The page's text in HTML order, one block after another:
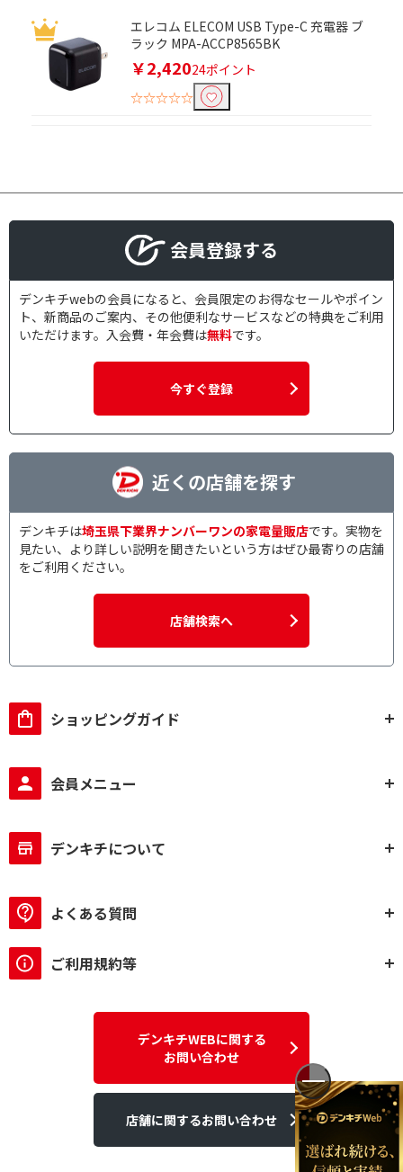
エレコム ELECOM USB Type-C 充電器 ブ
ラック MPA-ACCP8565BK
￥2,42024ポイント
☆☆☆☆☆
会員登録する
デンキチwebの会員になると、会員限定のお得なセールやポイン
ト、新商品のご案内、その他便利なサービスなどの特典をご利用
いただけます。入会費・年会費は無料です。
今すぐ登録
近くの店舗を探す
デンキチは埼玉県下業界ナンバーワンの家電量販店です。実物を
見たい、より詳しい説明を聞きたいという方はぜひ最寄りの店舗
をご利用ください。
店舗検索へ
ショッピングガイド
会員メニュー
デンキチについて
よくある質問
ご利用規約等
デンキチWEBに関する
お問い合わせ
店舗に関するお問い合わせ